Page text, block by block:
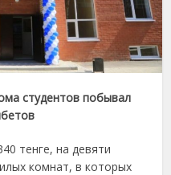
студентов побывал
тенге, на девяти
комнат, в которых